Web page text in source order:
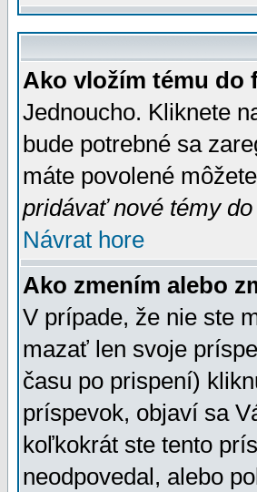
Ako vložím tému do
Jednoucho. Kliknete
bude potrebné sa
máte povolené
pridávať nové témy
Návrat hore
Ako zmením alebo
V prípade, že nie ste
mazať len svoje
času po prispení)
príspevok, objaví sa
koľkokrát ste tento
neodpovedal, alebo